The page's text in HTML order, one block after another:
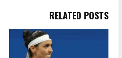
RELATED POSTS